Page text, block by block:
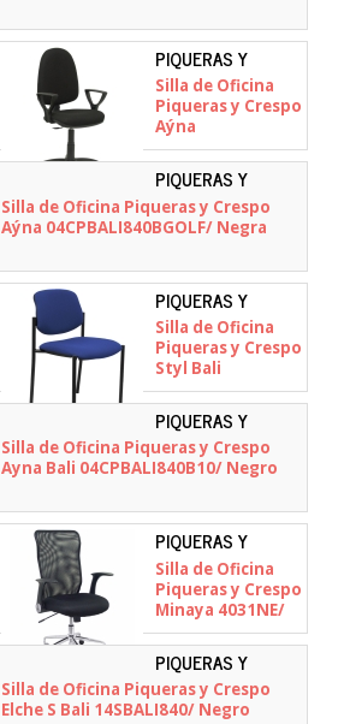
PIQUERAS Y
CRESPO -
04CPBALI840BGOLFRF
Silla de Oficina
Piqueras y Crespo
Aýna
04CPBALI840BGOLFRF/
Negra
PIQUERAS Y
CRESPO -
04CPBALI840BGOLF
Silla de Oficina Piqueras y Crespo
Aýna 04CPBALI840BGOLF/ Negra
PIQUERAS Y
CRESPO -
27NBALI229
Silla de Oficina
Piqueras y Crespo
Styl Bali
27NBALI229/ Azul
PIQUERAS Y
CRESPO -
04CPBALI840B10
Silla de Oficina Piqueras y Crespo
Ayna Bali 04CPBALI840B10/ Negro
PIQUERAS Y
CRESPO - 4031NE
Silla de Oficina
Piqueras y Crespo
Minaya 4031NE/
Negra
PIQUERAS Y
CRESPO -
14SBALI840
Silla de Oficina Piqueras y Crespo
Elche S Bali 14SBALI840/ Negro